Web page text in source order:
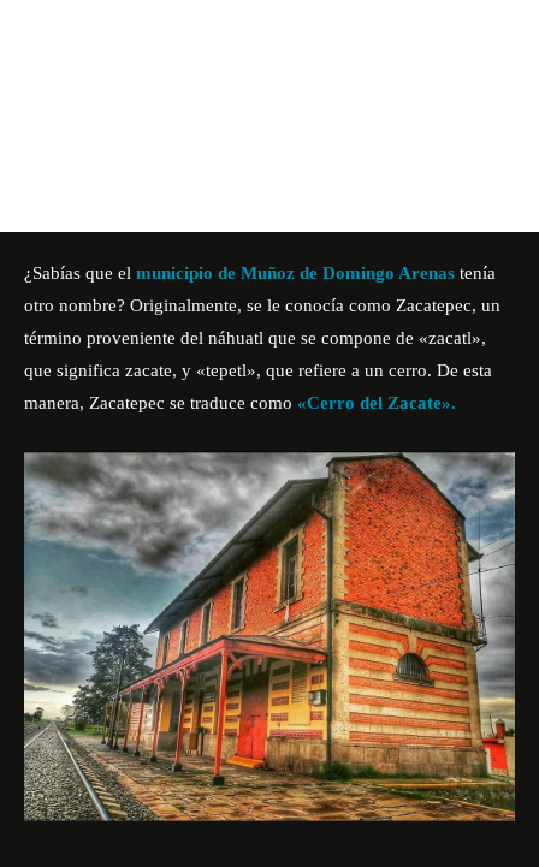
¿Sabías que el municipio de Muñoz de Domingo Arenas tenía
otro nombre? Originalmente, se le conocía como Zacatepec, un
término proveniente del náhuatl que se compone de «zacatl»,
que significa zacate, y «tepetl», que refiere a un cerro. De esta
manera, Zacatepec se traduce como «Cerro del Zacate».